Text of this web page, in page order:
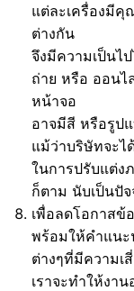
แต่ละเครื่องมีคุ
ต่างกัน
จึงมีความเป็นไ
ถ่าย หรือ ออนไ
หน้าจอ
อาจมีสี หรือรูป
แม้ว่าบริษัทจะไ
ในการปรับแต่ง
ก็ตาม นับเป็นปั
เพื่อลดโอกาสข้
พร้อมให้คำแนะ
ต่างๆที่มีความเ
เราจะทำให้งา